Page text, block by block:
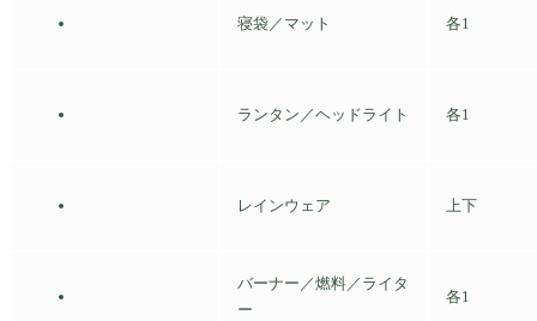
寝袋／マット 各1
ランタン／ヘッドライト 各1
レインウェア 上下
バーナー／燃料／ライタ
ー
各1